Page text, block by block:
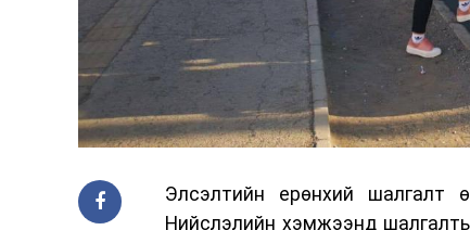
Элсэлтийн ерөнхий шалгалт
Нийслэлийн хэмжээнд